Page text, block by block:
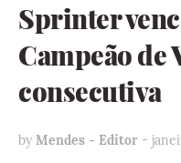
Sprinter
Campeão de
consecutiva
by Mendes - Editor -